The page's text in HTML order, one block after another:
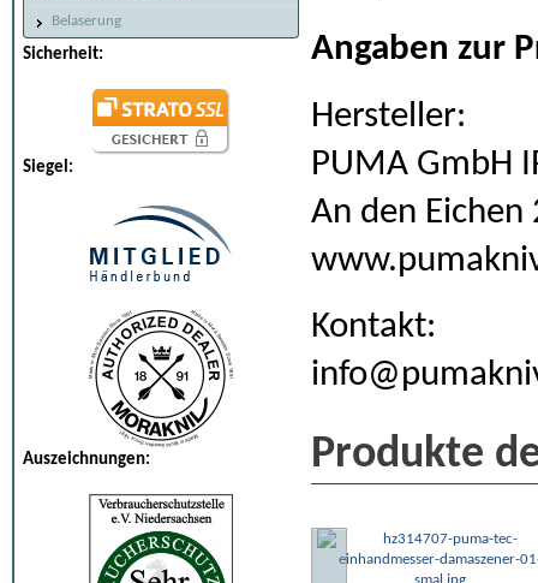
Belaserung
Sicherheit:
Siegel:
Auszeichnungen:
Angaben zur
Hersteller:
PUMA GmbH
An den
Kontakt:
Produkte